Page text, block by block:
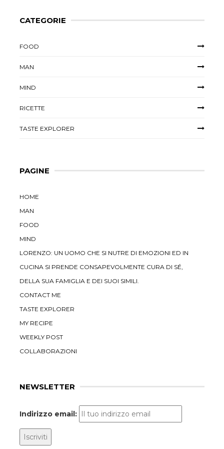
CATEGORIE
FOOD
MAN
MIND
RICETTE
TASTE EXPLORER
PAGINE
HOME
MAN
FOOD
MIND
LORENZO: UN UOMO CHE SI NUTRE DI EMOZIONI ED IN
CUCINA SI PRENDE CONSAPEVOLMENTE CURA DI SÉ,
DELLA SUA FAMIGLIA E DEI SUOI SIMILI.
CONTACT ME
TASTE EXPLORER
MY RECIPE
WEEKLY POST
COLLABORAZIONI
NEWSLETTER
Indirizzo email: